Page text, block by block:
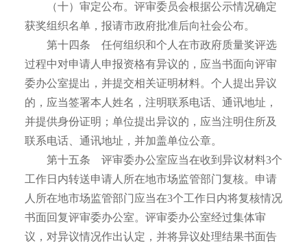
（十）审定公布。评审委员会根据公示情况确定
获奖组织名单，报请市政府批准后向社会公布。
第十四条 任何组织和个人在市政府质量奖评选
过程中对申请人申报资格有异议的，应当书面向评审
委办公室提出，并提交相关证明材料。个人提出异议
的，应当签署本人姓名，注明联系电话、通讯地址，
并提供身份证明；单位提出异议的，应当注明住所及
联系电话、通讯地址，并加盖单位公章。
第十五条 评审委办公室应当在收到异议材料3个
工作日内转送申请人所在地市场监管部门复核。申请
人所在地市场监管部门应当在3个工作日内将复核情况
书面回复评审委办公室。评审委办公室经过集体审
议，对异议情况作出认定，并将异议处理结果书面告